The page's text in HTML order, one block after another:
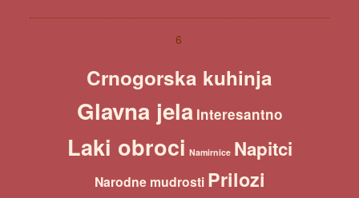
r
6
Crnogorska kuhinja
Glavna jela Interesantno
Laki obroci Namirnice Napitci
Narodne mudrosti Prilozi